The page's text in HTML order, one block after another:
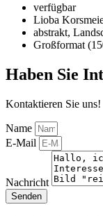
verfügbar
Lioba
abstrakt,
Großformat
Haben Sie
Kontaktieren Sie uns!
Name
E-Mail
Nachricht
Senden